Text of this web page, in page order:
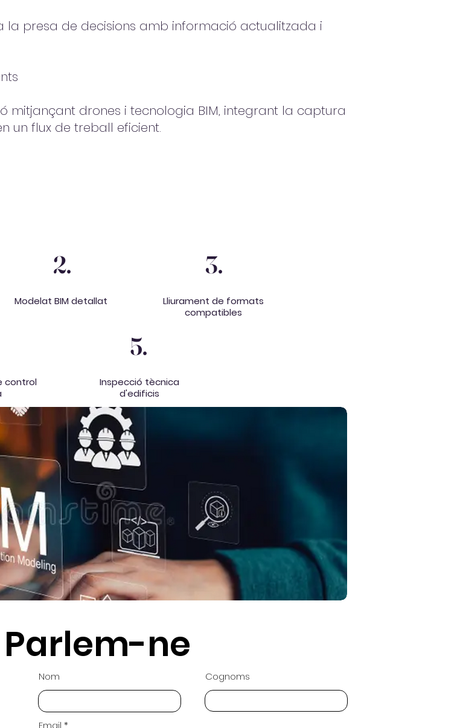
la presa de decisions amb informació actualitzada i
mitjançant drones i tecnologia BIM, integrant la captura
un flux de treball eficient.
2.
Modelat BIM detallat
3.
Lliurament de formats
compatibles
control
5.
Inspecció tècnica
d'edificis
Parlem-ne
Nom Cognoms
Email